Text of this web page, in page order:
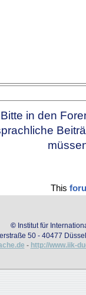
Bitte in den
This
© Institut für
50 - 40477
- http://www.iik-